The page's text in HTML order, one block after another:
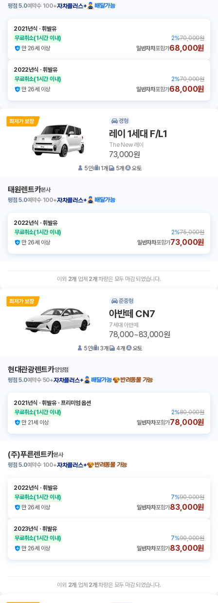
평점 5.0예약수 100+자차플러스+ 배달가능
2021년식 ㆍ휘발유
무료취소(1시간 이내) 2%70,000원
만 26세 이상
일반자차포함가68,000원
2022년식 ㆍ휘발유
무료취소(1시간 이내) 2%70,000원
만 26세 이상
일반자차포함가68,000원
경형
레이 1세대 F/L1
The New 레이
73,000원
5인 1개 5개 오토
태원렌트카본사
평점 5.0예약수 100+자차플러스+ 배달가능
2022년식 ㆍ휘발유
무료취소(1시간 이내) 2%75,000원
만 26세 이상
일반자차포함가73,000원
이외 2개 업체 2개 차량은 모두 마감 되었습니다.
준중형
아반떼 CN7
7세대 아반떼
78,000~83,000원
5인 3개 4개 오토
현대관광렌트카양양점
평점 5.0예약수 50+자차플러스+ 배달가능 반려동물 가능
2021년식 ㆍ휘발유ㆍ프리미엄 옵션
무료취소(1시간 이내) 2%80,000원
만 21세 이상
일반자차포함가78,000원
(주)푸른렌트카본사
평점 5.0예약수 100+자차플러스+ 반려동물 가능
2022년식 ㆍ휘발유
무료취소(1시간 이내) 7%90,000원
만 26세 이상
일반자차포함가83,000원
2023년식 ㆍ휘발유
무료취소(1시간 이내) 7%90,000원
만 26세 이상
일반자차포함가83,000원
이외 2개 업체 2개 차량은 모두 마감 되었습니다.